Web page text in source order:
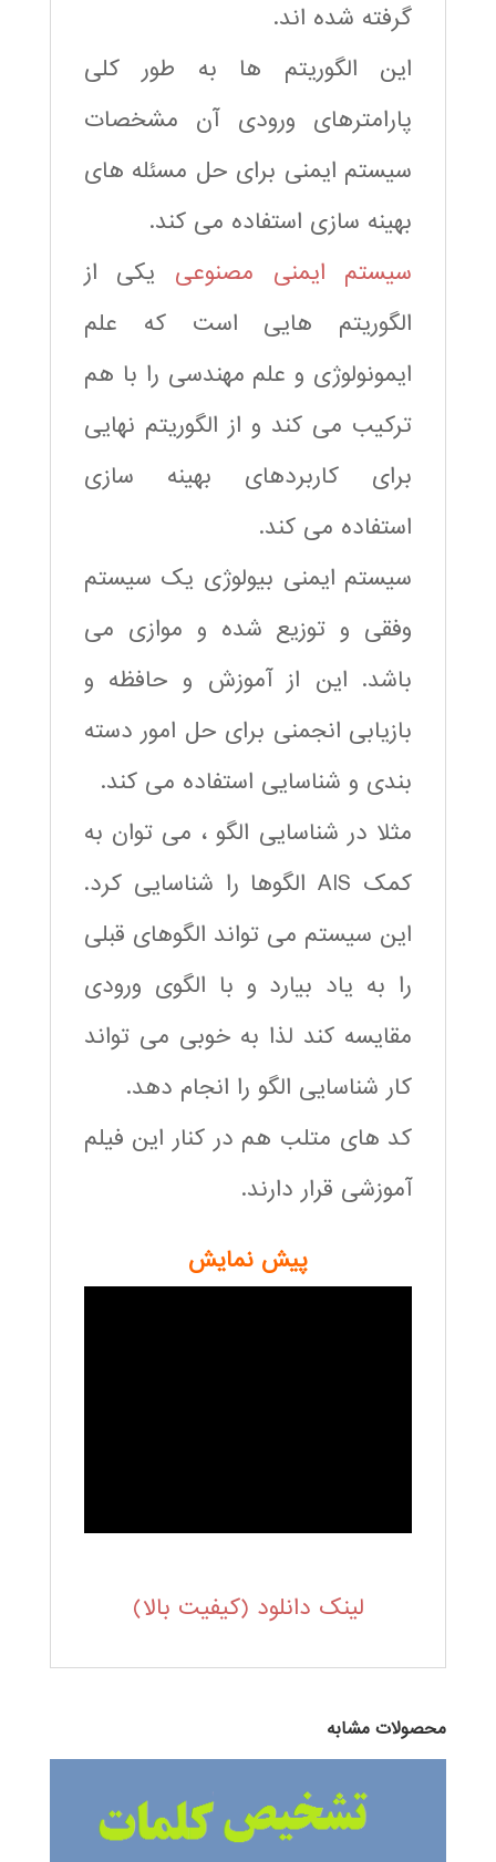
گرفته شده اند.
این الگوریتم ها به طور کلی
پارامترهای ورودی آن مشخصات
سیستم ایمنی برای حل مسئله های
بهینه سازی استفاده می کند.
سیستم ایمنی مصنوعی یکی از
الگوریتم هایی است که علم
ایمونولوژی و علم مهندسی را با هم
ترکیب می کند و از الگوریتم نهایی
برای کاربردهای بهینه سازی
استفاده می کند.
سیستم ایمنی بیولوژی یک سیستم
وفقی و توزیع شده و موازی می
باشد. این از آموزش و حافظه و
بازیابی انجمنی برای حل امور دسته
بندی و شناسایی استفاده می کند.
مثلا در شناسایی الگو ، می توان به
کمک AIS الگوها را شناسایی کرد.
این سیستم می تواند الگوهای قبلی
را به یاد بیارد و با الگوی ورودی
مقایسه کند لذا به خوبی می تواند
کار شناسایی الگو را انجام دهد.
کد های متلب هم در کنار این فیلم
آموزشی قرار دارند.
پیش نمایش
لینک دانلود (کیفیت بالا)
محصولات مشابه